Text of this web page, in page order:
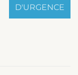
D'URGENCE